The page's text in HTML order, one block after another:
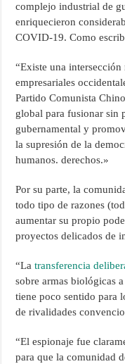
complejo industrial de
enriquecieron
COVID-19. Como
“Existe una intersección
empresariales
Partido Comunista
global para fusionar sin
gubernamental y
la supresión de la
humanos. derechos.»
Por su parte, la
todo tipo de razones
aumentar su propio
proyectos delicados de
“Latransferencia
sobre armas biológicas
tiene poco sentido para
de rivalidades
“El espionaje fue
para que la comunidad